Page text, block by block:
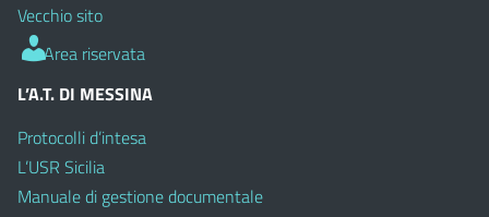
Vecchio sito
Area riservata
L’A.T. DI MESSINA
Protocolli d’intesa
L’USR Sicilia
Manuale di gestione documentale